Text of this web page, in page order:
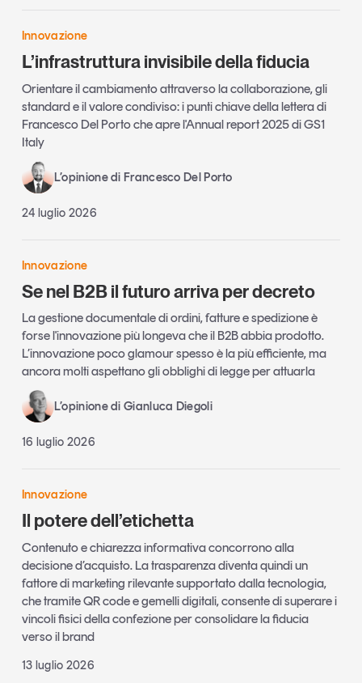
Innovazione
L’infrastruttura invisibile della fiducia
Orientare il cambiamento attraverso la collaborazione, gli
standard e il valore condiviso: i punti chiave della lettera di
Francesco Del Porto che apre l'Annual report 2025 di GS1
Italy
L’opinione di Francesco Del Porto
24 luglio 2026
Innovazione
Se nel B2B il futuro arriva per decreto
La gestione documentale di ordini, fatture e spedizione è
forse l'innovazione più longeva che il B2B abbia prodotto.
L’innovazione poco glamour spesso è la più efficiente, ma
ancora molti aspettano gli obblighi di legge per attuarla
L’opinione di Gianluca Diegoli
16 luglio 2026
Innovazione
Il potere dell’etichetta
Contenuto e chiarezza informativa concorrono alla
decisione d’acquisto. La trasparenza diventa quindi un
fattore di marketing rilevante supportato dalla tecnologia,
che tramite QR code e gemelli digitali, consente di superare i
vincoli fisici della confezione per consolidare la fiducia
verso il brand
13 luglio 2026